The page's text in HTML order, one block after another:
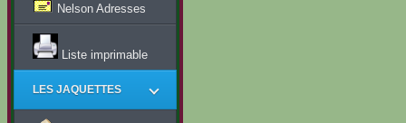
Nelson Adresses
Liste imprimable
LES JAQUETTES